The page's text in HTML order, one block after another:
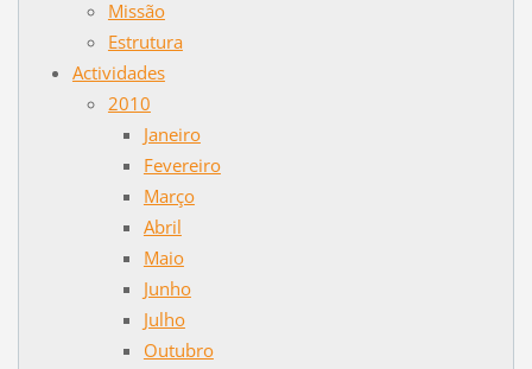
Missão
Estrutura
Actividades
2010
Janeiro
Fevereiro
Março
Abril
Maio
Junho
Julho
Outubro